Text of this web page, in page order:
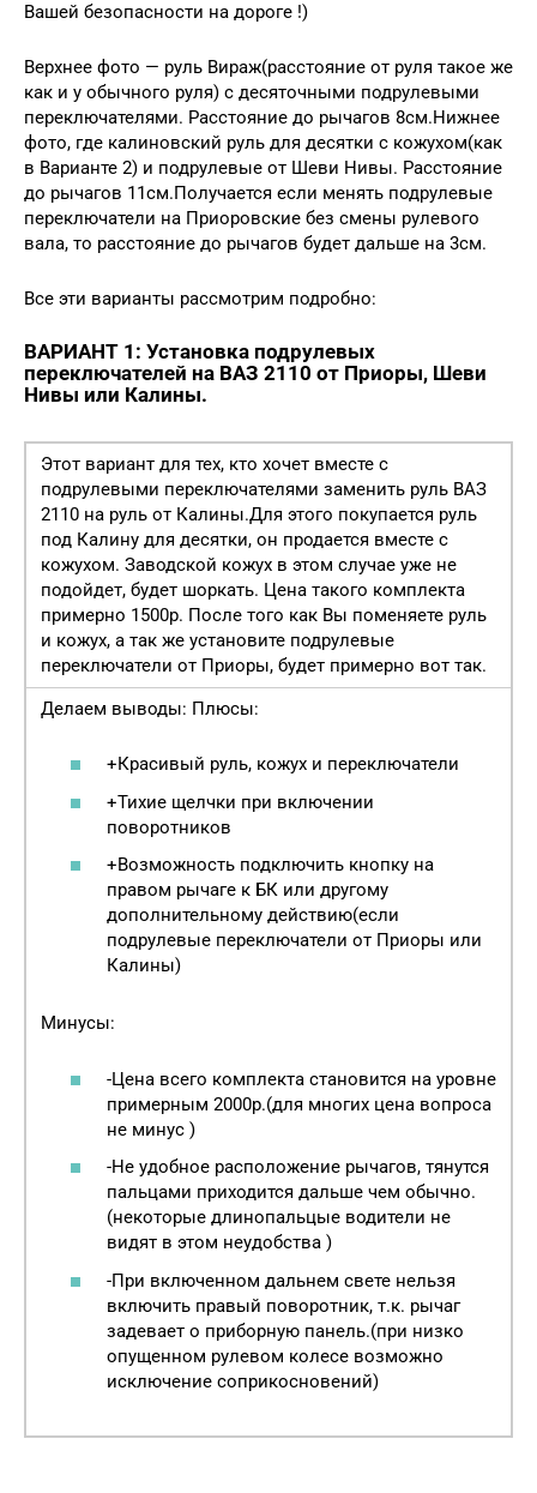
Вашей безопасности на дороге !)
Верхнее фото — руль Вираж(расстояние от руля такое же
как и у обычного руля) с десяточными подрулевыми
переключателями. Расстояние до рычагов 8см.Нижнее
фото, где калиновский руль для десятки с кожухом(как
в Варианте 2) и подрулевые от Шеви Нивы. Расстояние
до рычагов 11см.Получается если менять подрулевые
переключатели на Приоровские без смены рулевого
вала, то расстояние до рычагов будет дальше на 3см.
Все эти варианты рассмотрим подробно:
ВАРИАНТ 1: Установка подрулевых
переключателей на ВАЗ 2110 от Приоры, Шеви
Нивы или Калины.
Этот вариант для тех, кто хочет вместе с
подрулевыми переключателями заменить руль ВАЗ
2110 на руль от Калины.Для этого покупается руль
под Калину для десятки, он продается вместе с
кожухом. Заводской кожух в этом случае уже не
подойдет, будет шоркать. Цена такого комплекта
примерно 1500р. После того как Вы поменяете руль
и кожух, а так же установите подрулевые
переключатели от Приоры, будет примерно вот так.
Делаем выводы: Плюсы:
+Красивый руль, кожух и переключатели
+Тихие щелчки при включении
поворотников
+Возможность подключить кнопку на
правом рычаге к БК или другому
дополнительному действию(если
подрулевые переключатели от Приоры или
Калины)
Минусы:
-Цена всего комплекта становится на уровне
примерным 2000р.(для многих цена вопроса
не минус )
-Не удобное расположение рычагов, тянутся
пальцами приходится дальше чем обычно.
(некоторые длинопальцые водители не
видят в этом неудобства )
-При включенном дальнем свете нельзя
включить правый поворотник, т.к. рычаг
задевает о приборную панель.(при низко
опущенном рулевом колесе возможно
исключение соприкосновений)